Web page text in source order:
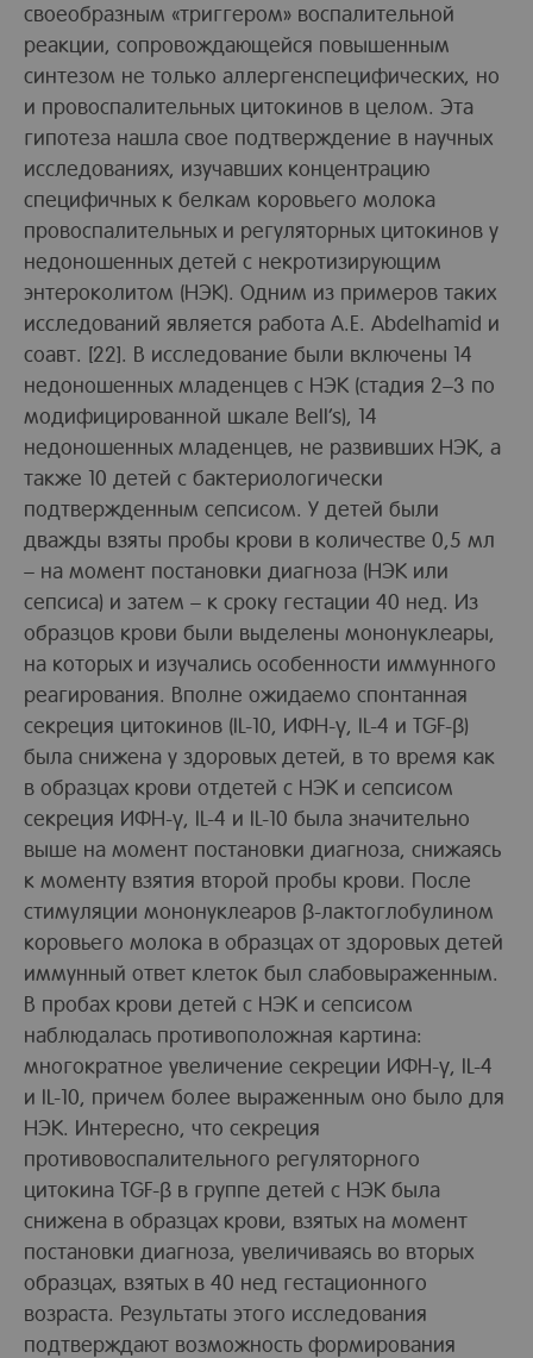
своеобразным «триггером» воспалительной
реакции, сопровождающейся повышенным
синтезом не только аллергенспецифических, но
и провоспалительных цитокинов в целом. Эта
гипотеза нашла свое подтверждение в научных
исследованиях, изучавших концентрацию
специфичных к белкам коровьего молока
провоспалительных и регуляторных цитокинов у
недоношенных детей с некротизирующим
энтероколитом (НЭК). Одним из примеров таких
исследований является работа A.E. Abdelhamid и
соавт. [22]. В исследование были включены 14
недоношенных младенцев с НЭК (стадия 2–3 по
модифицированной шкале Bell’s), 14
недоношенных младенцев, не развивших НЭК, а
также 10 детей с бактериологически
подтвержденным сепсисом. У детей были
дважды взяты пробы крови в количестве 0,5 мл
– на момент постановки диагноза (НЭК или
сепсиса) и затем – к сроку гестации 40 нед. Из
образцов крови были выделены мононуклеары,
на которых и изучались особенности иммунного
реагирования. Вполне ожидаемо спонтанная
секреция цитокинов (IL-10, ИФН-γ, IL-4 и TGF-β)
была снижена у здоровых детей, в то время как
в образцах крови отдетей с НЭК и сепсисом
секреция ИФН-γ, IL-4 и IL-10 была значительно
выше на момент постановки диагноза, снижаясь
к моменту взятия второй пробы крови. После
стимуляции мононуклеаров β-лактоглобулином
коровьего молока в образцах от здоровых детей
иммунный ответ клеток был слабовыраженным.
В пробах крови детей с НЭК и сепсисом
наблюдалась противоположная картина:
многократное увеличение секреции ИФН-γ, IL-4
и IL-10, причем более выраженным оно было для
НЭК. Интересно, что секреция
противовоспалительного регуляторного
цитокина TGF-β в группе детей с НЭК была
снижена в образцах крови, взятых на момент
постановки диагноза, увеличиваясь во вторых
образцах, взятых в 40 нед гестационного
возраста. Результаты этого исследования
подтверждают возможность формирования